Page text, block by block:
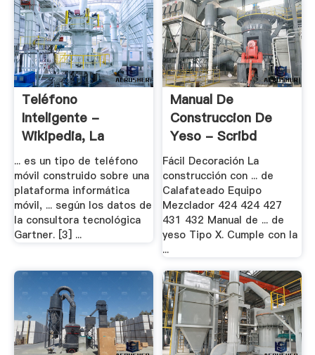
Teléfono
Inteligente -
Wikipedia, La
Enciclopedia .
... es un tipo de teléfono
móvil construido sobre una
plataforma informática
móvil, ... según los datos de
la consultora tecnológica
Gartner. [3] ...
Manual De
Construccion De
Yeso - Scribd
Fácil Decoración La
construcción con ... de
Calafateado Equipo
Mezclador 424 424 427
431 432 Manual de ... de
yeso Tipo X. Cumple con la
...